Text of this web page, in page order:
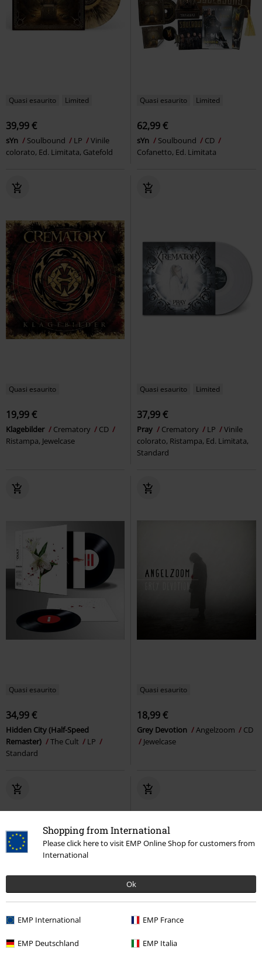
Shopping from International
Please click here to visit EMP Online Shop for customers from
International
Ok
EMP International EMP France
EMP Deutschland EMP Italia
Quasi esaurito Limited
39,99 €
sYn Soulbound LP
Vinile
colorato, Ed. Limitata, Gatefold
Quasi esaurito Limited
62,99 €
sYn Soulbound
CD
Cofanetto, Ed. Limitata
Quasi esaurito
19,99 €
Klagebilder Crematory
CD
Ristampa, Jewelcase
Quasi esaurito Limited
37,99 €
Pray Crematory LP
Vinile
colorato, Ristampa, Ed. Limitata,
Standard
Quasi esaurito
34,99 €
Hidden City (Half-Speed
Remaster)
The Cult
LP
Standard
Quasi esaurito
18,99 €
Grey Devotion Angelzoom
CD
Jewelcase